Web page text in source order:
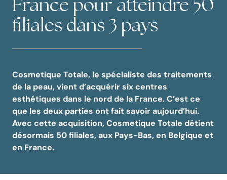
France pour atteindre 50
filiales dans 3 pays
Cosmetique Totale, le spécialiste des traitements
de la peau, vient d’acquérir six centres
esthétiques dans le nord de la France. C’est ce
que les deux parties ont fait savoir aujourd’hui.
Avec cette acquisition, Cosmetique Totale détient
désormais 50 filiales, aux Pays-Bas, en Belgique et
en France.